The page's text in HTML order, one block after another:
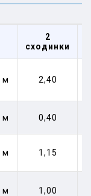
2
сходинки
м 2,40
м 0,40
м 1,15
м 1,00